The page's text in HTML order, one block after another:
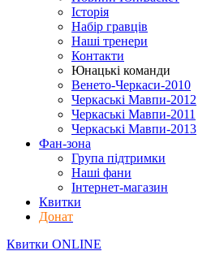
Історія
Набір гравців
Наші тренери
Контакти
Юнацькі команди
Венето-Черкаси-2010
Черкаські Мавпи-2012
Черкаські Мавпи-2011
Черкаські Мавпи-2013
Фан-зона
Група підтримки
Наші фани
Інтернет-магазин
Квитки
Донат
Квитки ONLINE